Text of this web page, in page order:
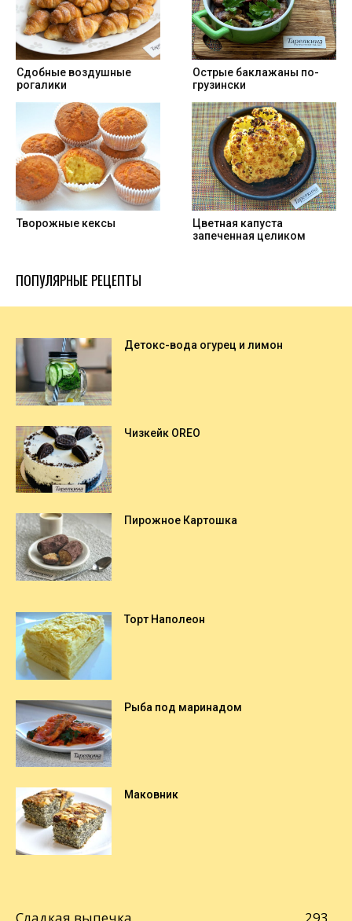
Cдобные воздушные
рогалики
Острые баклажаны по-
грузински
Творожные кексы
Цветная капуста
запеченная целиком
ПОПУЛЯРНЫЕ РЕЦЕПТЫ
Детокс-вода огурец и лимон
Чизкейк OREO
Пирожное Картошка
Торт Наполеон
Рыба под маринадом
Маковник